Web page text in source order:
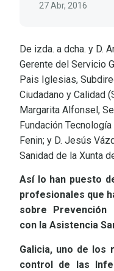
27 Abr, 2016
De izda. a dcha. y D.
Gerente del Servicio
Pais Iglesias,
Ciudadano y Calidad
Margarita Alfonsel,
Fundación
Fenin; y D. Jesús
Sanidad de la Xunta
Así lo han puesto
profesionales que
sobre Prevención
con la Asistencia
Galicia, uno de los
control de las